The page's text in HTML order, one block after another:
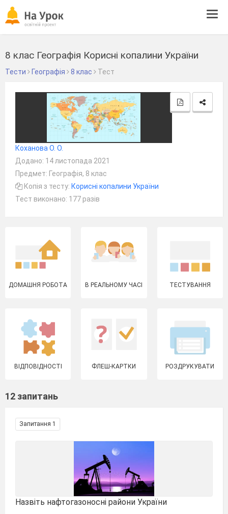
8 клас Географія Корисні копалини України
Тести Географія 8 клас Тест
Коханова О. О.
Додано: 14 листопада 2021
Предмет: Географія, 8 клас
Копія з тесту: Корисні копалини України
Тест виконано: 177 разів
ДОМАШНЯ РОБОТА В РЕАЛЬНОМУ ЧАСІ ТЕСТУВАННЯ
ВІДПОВІДНОСТІ ФЛЕШ-КАРТКИ РОЗДРУКУВАТИ
12 запитань
Запитання 1
Назвіть нафтогазоносні райони України